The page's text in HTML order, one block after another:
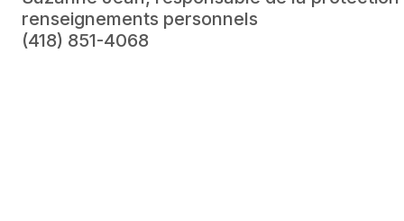
renseignements personnels
(418) 851-4068